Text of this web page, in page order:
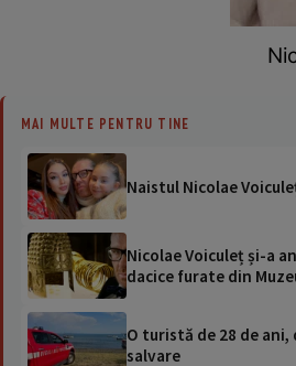
MAI MULTE PENTRU TINE
Naistul Nicolae
Nicolae Voiculeț și-a
dacice furate din
O turistă de 28 de
salvare